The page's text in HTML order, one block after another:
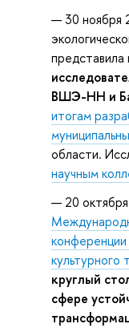
30 ноября
ВШЭ-НН и
итогам
области.
научным
20
культурного
круглый
сфере